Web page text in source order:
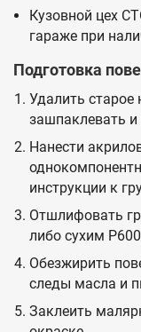
Кузовной цех
гараже при
Подготовка
Удалить старое
зашпаклевать
Нанести
инструкции к
Отшлифовать
либо сухим
Обезжирить
следы масла и
Заклеить